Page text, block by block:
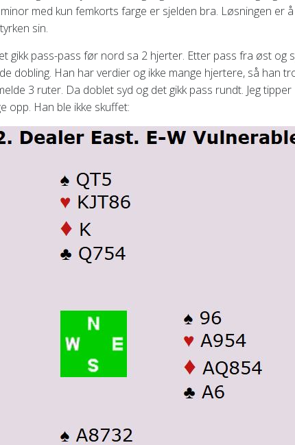
minor med kun femkorts farge er sjelden bra. Løsningen er
sin.
gikk pass-pass før nord sa 2 hjerter. Etter pass fra øst og
dobling. Han har verdier og ikke mange hjertere, så han
3 ruter. Da doblet syd og det gikk pass rundt. Jeg
opp. Han ble ikke skuffet: